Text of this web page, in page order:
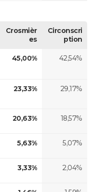
Crosmièr
es
Circonscri
ption
45,00% 42,54%
23,33% 29,17%
20,63% 18,57%
5,63% 5,07%
3,33% 2,04%